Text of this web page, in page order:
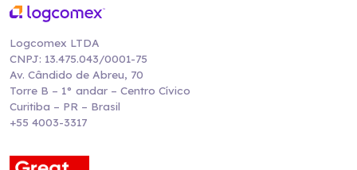
Logcomex LTDA
CNPJ: 13.475.043/0001-75
Av. Cândido de Abreu, 70
Torre B – 1° andar – Centro Cívico
Curitiba – PR – Brasil
+55 4003-3317